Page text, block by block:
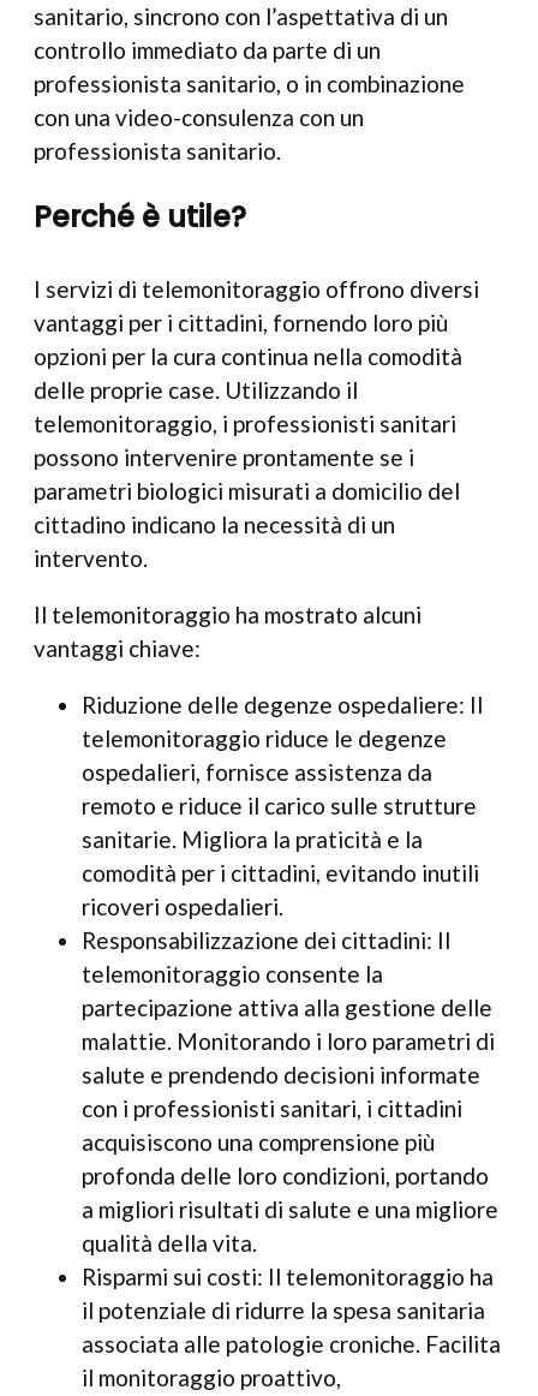
sanitario, sincrono con l’aspettativa di un
controllo immediato da parte di un
professionista sanitario, o in combinazione
con una video-consulenza con un
professionista sanitario.
Perché è utile?
I servizi di telemonitoraggio offrono diversi
vantaggi per i cittadini, fornendo loro più
opzioni per la cura continua nella comodità
delle proprie case. Utilizzando il
telemonitoraggio, i professionisti sanitari
possono intervenire prontamente se i
parametri biologici misurati a domicilio del
cittadino indicano la necessità di un
intervento.
Il telemonitoraggio ha mostrato alcuni
vantaggi chiave:
Riduzione delle degenze ospedaliere: Il
telemonitoraggio riduce le degenze
ospedalieri, fornisce assistenza da
remoto e riduce il carico sulle strutture
sanitarie. Migliora la praticità e la
comodità per i cittadini, evitando inutili
ricoveri ospedalieri.
Responsabilizzazione dei cittadini: Il
telemonitoraggio consente la
partecipazione attiva alla gestione delle
malattie. Monitorando i loro parametri di
salute e prendendo decisioni informate
con i professionisti sanitari, i cittadini
acquisiscono una comprensione più
profonda delle loro condizioni, portando
a migliori risultati di salute e una migliore
qualità della vita.
Risparmi sui costi: Il telemonitoraggio ha
il potenziale di ridurre la spesa sanitaria
associata alle patologie croniche. Facilita
il monitoraggio proattivo,